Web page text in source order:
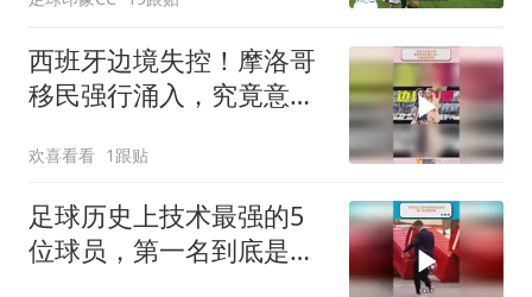
西班牙边境失控！摩洛哥
移民强行涌入，究竟意欲
欢喜看看 1跟贴
足球历史上技术最强的5
位球员，第一名到底是